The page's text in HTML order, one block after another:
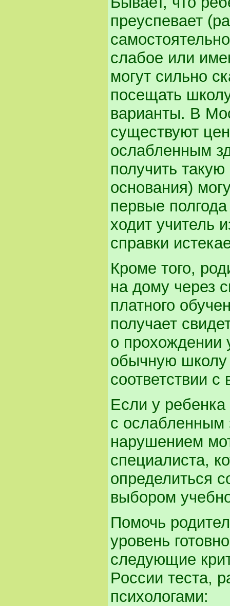
преуспевает
слабое или
могут сильно
посещать
варианты. В
существуют
ослабленным
получить
основания)
первые
ходит учитель
справки
Кроме того,
на дому через
платного
получает
о прохождении
обычную школу
соответствии
Если у
с ослабленным
нарушением
специалиста,
определиться
выбором
Помочь
уровень
следующие
России теста,
психологами: